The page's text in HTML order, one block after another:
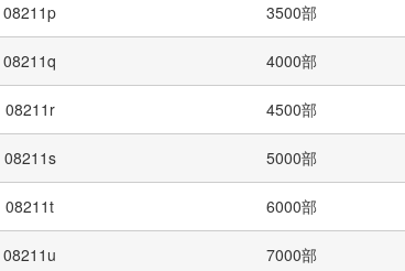
08211p 3500部
08211q 4000部
08211r 4500部
08211s 5000部
08211t 6000部
08211u 7000部